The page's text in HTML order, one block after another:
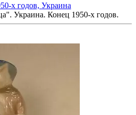
х годов, Украина
Украина. Конец 1950-х годов.